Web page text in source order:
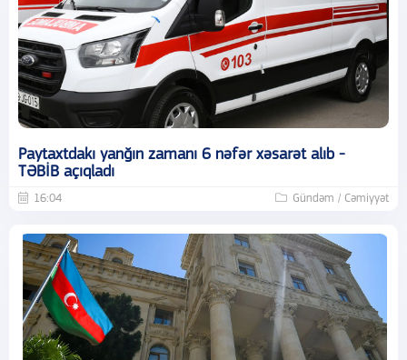
Paytaxtdakı yanğın zamanı 6 nəfər xəsarət alıb -
TƏBİB açıqladı
16:04 Gündəm / Cəmiyyət